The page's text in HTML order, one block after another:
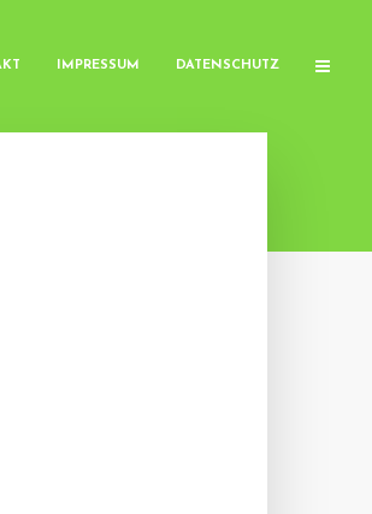
IMPRESSUM DATENSCHUTZ